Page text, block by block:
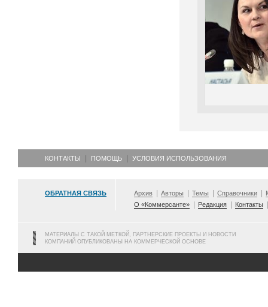
КОНТАКТЫ ПОМОЩЬ УСЛОВИЯ ИСПОЛЬЗОВАНИЯ
ОБРАТНАЯ СВЯЗЬ Архив Авторы Темы Справочники
О «Коммерсанте»
Редакция Контакты
МАТЕРИАЛЫ С ТАКОЙ МЕТКОЙ, ПАРТНЕРСКИЕ ПРОЕКТЫ И НОВОСТИ
КОМПАНИЙ ОПУБЛИКОВАНЫ НА КОММЕРЧЕСКОЙ ОСНОВЕ